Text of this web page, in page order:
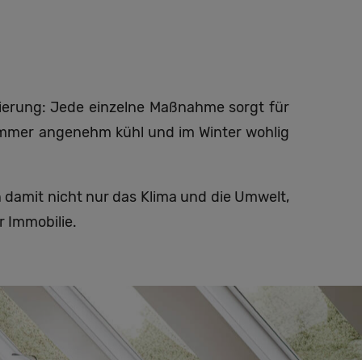
Jede einzelne Maßnahme sorgt für
angenehm kühl und im Winter wohlig
nicht nur das Klima und die Umwelt,
Immobilie.